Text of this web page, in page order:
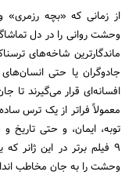
وحشت روانی را در دل
ماندگارترین شاخه‌های
جادوگران یا حتی
افسانه‌ای قرار می‌گیرند تا
معمولاً فراتر از یک ترس
توبه، ایمان، و حتی
۹ فیلم برتر در این ژانر
وحشت را به جان مخاطب